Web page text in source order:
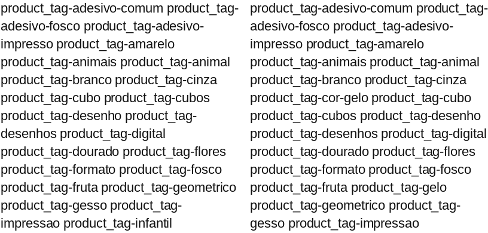
product_tag-adesivo-comum product_tag-
adesivo-fosco product_tag-adesivo-
impresso product_tag-amarelo
product_tag-animais product_tag-animal
product_tag-branco product_tag-cinza
product_tag-cubo product_tag-cubos
product_tag-desenho product_tag-
desenhos product_tag-digital
product_tag-dourado product_tag-flores
product_tag-formato product_tag-fosco
product_tag-fruta product_tag-geometrico
product_tag-gesso product_tag-
impressao product_tag-infantil
product_tag-adesivo-comum product_tag-
adesivo-fosco product_tag-adesivo-
impresso product_tag-amarelo
product_tag-animais product_tag-animal
product_tag-branco product_tag-cinza
product_tag-cor-gelo product_tag-cubo
product_tag-cubos product_tag-desenho
product_tag-desenhos product_tag-digital
product_tag-dourado product_tag-flores
product_tag-formato product_tag-fosco
product_tag-fruta product_tag-gelo
product_tag-geometrico product_tag-
gesso product_tag-impressao